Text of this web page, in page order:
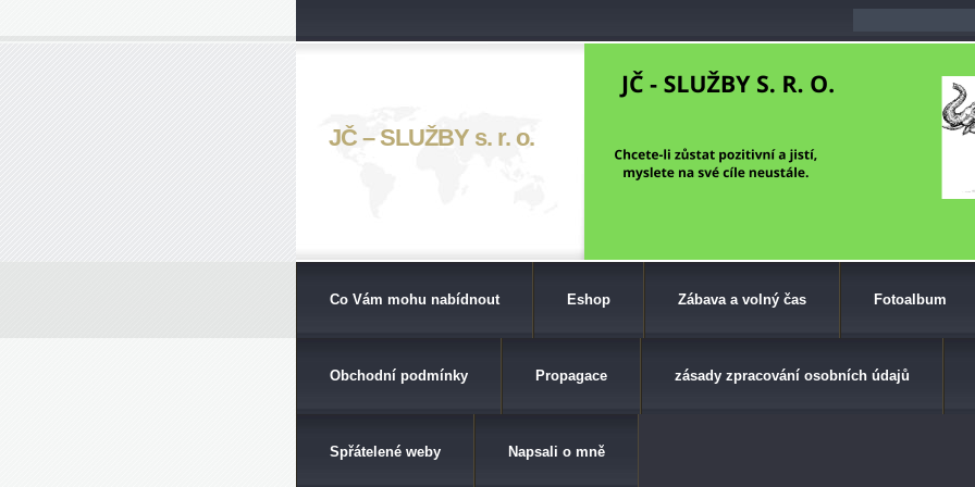
JČ – SLUŽBY s. r. o.
Co Vám mohu nabídnout Eshop Zábava a volný čas Fotoalbum
Obchodní podmínky Propagace zásady zpracování osobních údajů
Spřátelené weby Napsali o mně